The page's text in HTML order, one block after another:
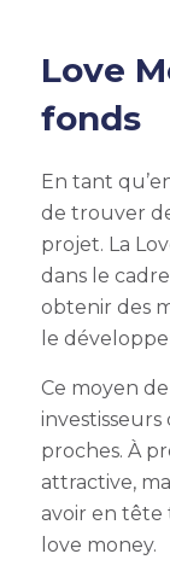
Love
fonds
En tant
de trouver
projet. La
dans le
obtenir des
le
Ce moyen
proches. À
attractive,
avoir en tête
love money.